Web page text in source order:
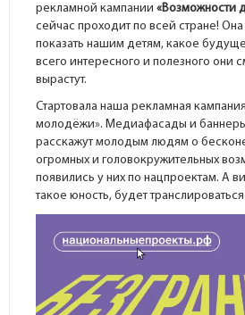
рекламной кампании«Возможности
сейчас проходит по всей стране!
показать нашим детям, какое
всего интересного и полезного они
вырастут.
Стартовала наша рекламная
молодёжи». Медиафасады и
расскажут молодым людям о
огромных и головокружительных
появились у них по нацпроектам. А
такое юность, будет